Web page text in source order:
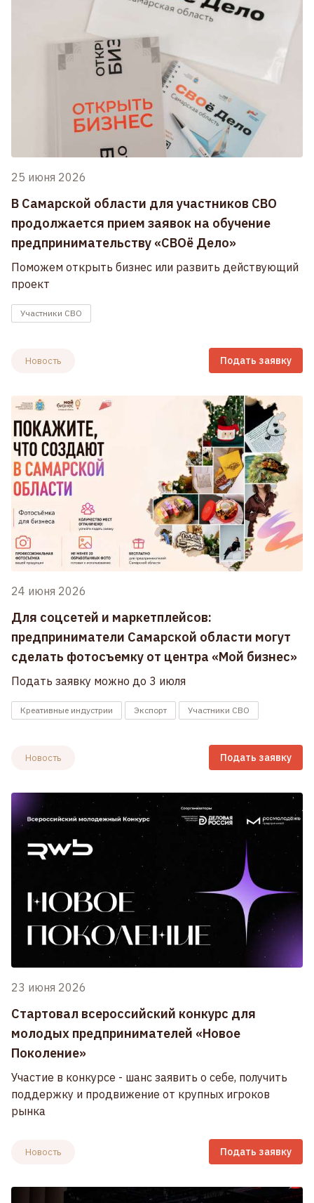
25 июня 2026
В Самарской области для участников СВО
продолжается прием заявок на обучение
предпринимательству «СВОё Дело»
Поможем открыть бизнес или развить действующий
проект
Участники СВО
Новость Подать заявку
24 июня 2026
Для соцсетей и маркетплейсов:
предприниматели Самарской области могут
сделать фотосъемку от центра «Мой бизнес»
Подать заявку можно до 3 июля
Креативные индустрии Экспорт Участники СВО
Новость Подать заявку
23 июня 2026
Стартовал всероссийский конкурс для
молодых предпринимателей «Новое
Поколение»
Участие в конкурсе - шанс заявить о себе, получить
поддержку и продвижение от крупных игроков
рынка
Новость Подать заявку